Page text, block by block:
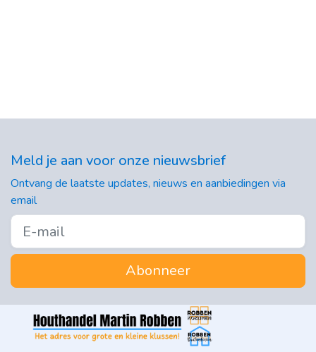
Meld je aan voor onze nieuwsbrief
Ontvang de laatste updates, nieuws en aanbiedingen via
email
Abonneer